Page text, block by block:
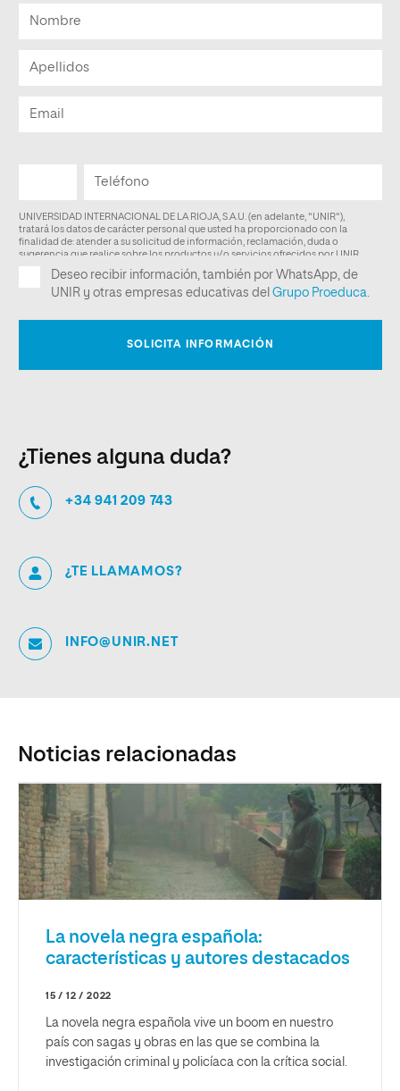
¿Tienes alguna duda?
+34 941 209 743
¿TE LLAMAMOS?
INFO@UNIR.NET
Noticias relacionadas
La novela negra española:
características y autores destacados
15 / 12 / 2022
La novela negra española vive un boom en nuestro
país con sagas y obras en las que se combina la
investigación criminal y policíaca con la crítica social.